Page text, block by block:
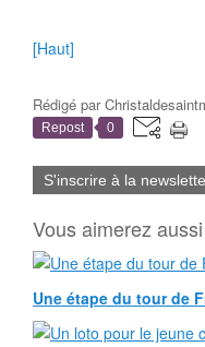
[Haut]
Rédigé par
Repost 0
S'inscrire à la
Vous aimerez
Une étape du tour de